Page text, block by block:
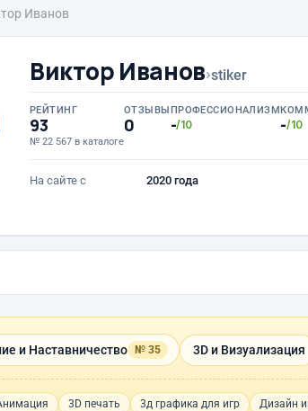
Иванов
Виктор Иванов›stiker
РЕЙТИНГ
93
№ 22 567 в каталоге
ОТЗЫВЫ
0
ПРОФЕССИОНАЛИЗМ
-/10 -/10
На сайте с 2020 года
и Наставничество № 35 3D и Визуализация
3D печать 3д графика для игр Дизайн